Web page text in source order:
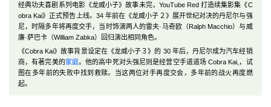
经典功夫喜剧系列电影《龙威小子》故事未完，YouTube Red 打造续集影集《C
obra Kai》正式预告上线。34 年前在《龙威小子２》展开世纪对决的丹尼尔与强
尼，时隔多年将再度交手，当时饰演两人的雷夫·马奇欧（Ralph Macchio）与威
廉·萨巴卡（William Zabka）回归演出相同角色。
《Cobra Kai》故事背景设定在《龙威小子３》的 30 年后，丹尼尔成为汽车经销
商，有著完美的家庭。他的高中死对头强尼则是经营空手道道场 Cobra Kai,，试
图在多年前的失败中找到救赎。当这两位对手再度交会，多年前的战火再度燃
起。